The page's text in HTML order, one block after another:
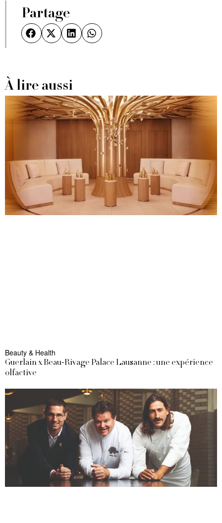
Partage
À lire aussi
Beauty & Health
Guerlain x Beau-Rivage Palace Lausanne : une expérience
olfactive